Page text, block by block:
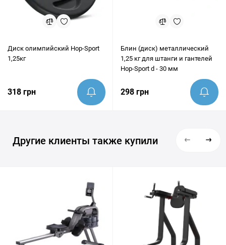
Диск олимпийский Hop-Sport
1,25кг
318 грн
Блин (диск) металлический
1,25 кг для штанги и гантелей
Hop-Sport d - 30 мм
298 грн
Другие клиенты также купили